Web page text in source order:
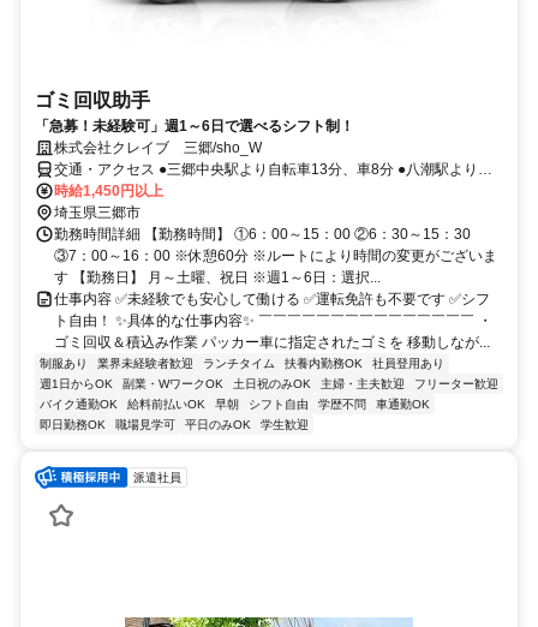
ゴミ回収助手
「急募！未経験可」週1～6日で選べるシフト制！
株式会社クレイブ 三郷/sho_W
交通・アクセス ●三郷中央駅より自転車13分、車8分 ●八潮駅より自
転車18分 ●松戸駅よりバス27分
時給1,450円以上
埼玉県三郷市
勤務時間詳細 【勤務時間】 ①6：00～15：00 ②6：30～15：30
③7：00～16：00 ※休憩60分 ※ルートにより時間の変更がございま
す 【勤務日】 月～土曜、祝日 ※週1～6日：選択...
仕事内容 ✅未経験でも安心して働ける ✅運転免許も不要です ✅シフ
ト自由！ ✨具体的な仕事内容✨ ￣￣￣￣￣￣￣￣￣￣￣￣￣￣￣ ・
ゴミ回収＆積込み作業 パッカー車に指定されたゴミを 移動しなが...
制服あり 業界未経験者歓迎 ランチタイム 扶養内勤務OK
社員登用あり
週1日からOK
副業・WワークOK 土日祝のみOK 主婦・主夫歓迎
フリーター歓迎
バイク通勤OK
給料前払いOK 早朝 シフト自由 学歴不問
車通勤OK
即日勤務OK
職場見学可 平日のみOK 学生歓迎
派遣社員